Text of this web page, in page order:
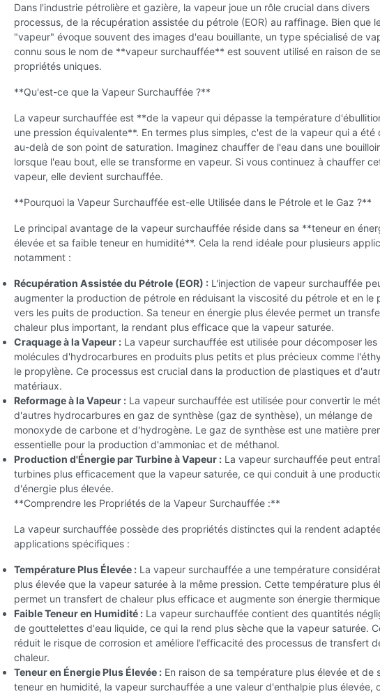
Dans l'industrie pétrolière et gazière, la vapeur joue un rôle crucial dans divers
processus, de la récupération assistée du pétrole (EOR) au raffinage. Bien que
"vapeur" évoque souvent des images d'eau bouillante, un type spécialisé de
connu sous le nom de **vapeur surchauffée** est souvent utilisé en raison de
propriétés uniques.
**Qu'est-ce que la Vapeur Surchauffée ?**
La vapeur surchauffée est **de la vapeur qui dépasse la température
une pression équivalente**. En termes plus simples, c'est de la vapeur qui a été
au-delà de son point de saturation. Imaginez chauffer de l'eau dans une
lorsque l'eau bout, elle se transforme en vapeur. Si vous continuez à chauffer
vapeur, elle devient surchauffée.
**Pourquoi la Vapeur Surchauffée est-elle Utilisée dans le Pétrole et le Gaz ?**
Le principal avantage de la vapeur surchauffée réside dans sa **teneur en
élevée et sa faible teneur en humidité**. Cela la rend idéale pour plusieurs
notamment :
Récupération Assistée du Pétrole (EOR) : L'injection de vapeur surchauffée
augmenter la production de pétrole en réduisant la viscosité du pétrole et en le
vers les puits de production. Sa teneur en énergie plus élevée permet un
chaleur plus important, la rendant plus efficace que la vapeur saturée.
Craquage à la Vapeur : La vapeur surchauffée est utilisée pour décomposer
molécules d'hydrocarbures en produits plus petits et plus précieux comme
le propylène. Ce processus est crucial dans la production de plastiques et
matériaux.
Reformage à la Vapeur : La vapeur surchauffée est utilisée pour convertir le
d'autres hydrocarbures en gaz de synthèse (gaz de synthèse), un mélange de
monoxyde de carbone et d'hydrogène. Le gaz de synthèse est une matière
essentielle pour la production d'ammoniac et de méthanol.
Production d'Énergie par Turbine à Vapeur : La vapeur surchauffée peut
turbines plus efficacement que la vapeur saturée, ce qui conduit à une
d'énergie plus élevée.
**Comprendre les Propriétés de la Vapeur Surchauffée :**
La vapeur surchauffée possède des propriétés distinctes qui la rendent
applications spécifiques :
Température Plus Élevée : La vapeur surchauffée a une température
plus élevée que la vapeur saturée à la même pression. Cette température plus
permet un transfert de chaleur plus efficace et augmente son énergie
Faible Teneur en Humidité : La vapeur surchauffée contient des quantités
de gouttelettes d'eau liquide, ce qui la rend plus sèche que la vapeur saturée.
réduit le risque de corrosion et améliore l'efficacité des processus de transfert
chaleur.
Teneur en Énergie Plus Élevée : En raison de sa température plus élevée et de
teneur en humidité, la vapeur surchauffée a une valeur d'enthalpie plus élevée,